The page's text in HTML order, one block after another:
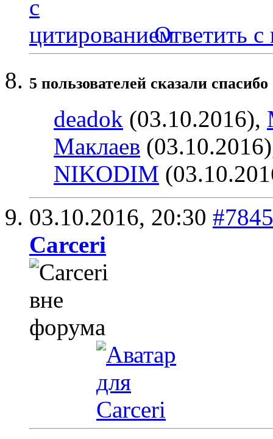
Ответить с
5 пользователей сказали
deadok (03.10.2016),
Маклаев
NIKODIM
03.10.2016, 20:30 #7845
Carceri